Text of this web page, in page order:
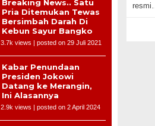
Breaking News.. Satu
Pria Ditemukan Tewas
Bersimbah Darah Di
Kebun Sayur Bangko
3.7k views | posted on 29 Juli 2021
Kabar Penundaan
Presiden Jokowi
Datang ke Merangin,
Ini Alasannya
2.9k views | posted on 2 April 2024